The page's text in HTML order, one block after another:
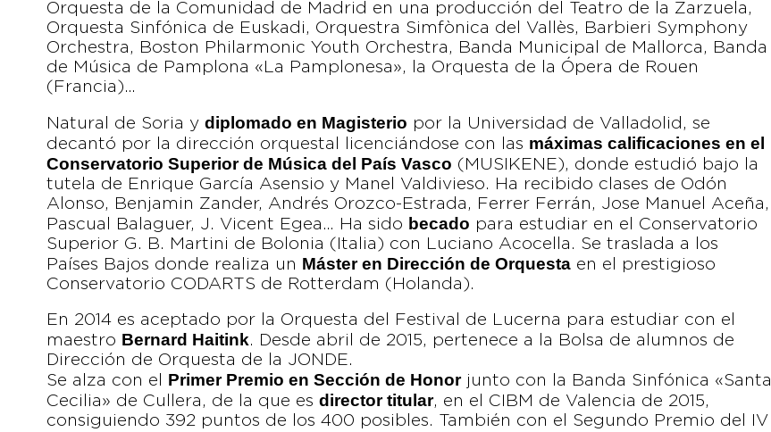
Orquesta de la Comunidad de Madrid en una producción del Teatro de la Zarzuela,
Orquesta Sinfónica de Euskadi, Orquestra Simfònica del Vallès, Barbieri Symphony
Orchestra, Boston Philarmonic Youth Orchestra, Banda Municipal de Mallorca, Banda
de Música de Pamplona «La Pamplonesa», la Orquesta de la Ópera de Rouen
(Francia)…
Natural de Soria y diplomado en Magisterio por la Universidad de Valladolid, se
decantó por la dirección orquestal licenciándose con las máximas calificaciones en el
Conservatorio Superior de Música del País Vasco (MUSIKENE), donde estudió bajo la
tutela de Enrique García Asensio y Manel Valdivieso. Ha recibido clases de Odón
Alonso, Benjamin Zander, Andrés Orozco-Estrada, Ferrer Ferrán, Jose Manuel Aceña,
Pascual Balaguer, J. Vicent Egea… Ha sido
becado para estudiar en el Conservatorio
Superior G. B. Martini de Bolonia (Italia) con Luciano Acocella. Se traslada a los
Países Bajos donde realiza un Máster en Dirección de Orquesta en el prestigioso
Conservatorio CODARTS de Rotterdam (Holanda).
En 2014 es aceptado por la Orquesta del Festival de Lucerna para estudiar con el
maestro Bernard Haitink. Desde abril de 2015, pertenece a la Bolsa de alumnos de
Dirección de Orquesta de la JONDE.
Se alza con el Primer Premio en Sección de Honorjunto con la Banda Sinfónica «Santa
Cecilia» de Cullera, de la que es director titular, en el CIBM de Valencia de 2015,
consiguiendo 392 puntos de los 400 posibles. También con el Segundo Premio del IV